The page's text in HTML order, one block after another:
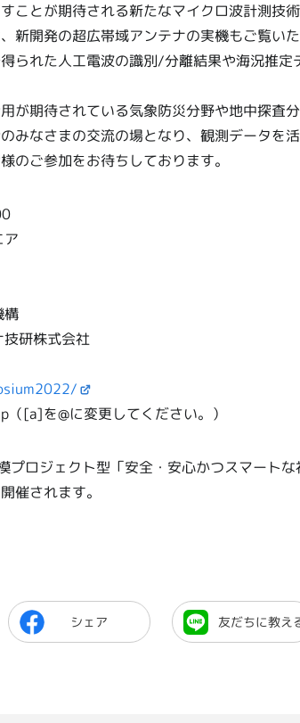
ことが期待される新たなマイクロ波計測技
新開発の超広帯域アンテナの実機もご覧い
られた人工電波の識別/分離結果や海況推定
が期待されている気象防災分野や地中探査
みなさまの交流の場となり、観測データを
のご参加をお待ちしております。
ア
構
研株式会社
[a]を@に変更してください。）
プロジェクト型「安全・安心かつスマート
催されます。
シェア 友だちに教え